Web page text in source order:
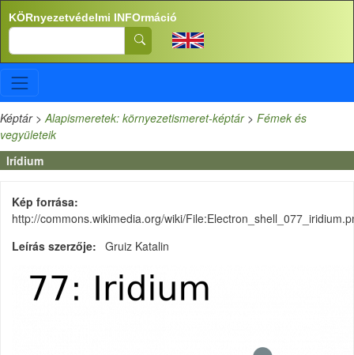
Ugrás a tartalomra
KÖRnyezetvédelmi INFOrmáció
Search
Képtár>Alapismeretek: környezetismeret-képtár> Fémek és
vegyületeik
Irídium
Kép forrása
http://commons.wikimedia.org/wiki/
Leírás szerzője
Gruiz Katalin